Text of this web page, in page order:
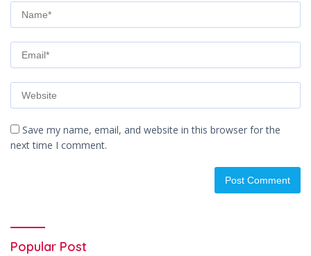
Save my name, email, and website in this browser for the
next time I comment.
Popular Post